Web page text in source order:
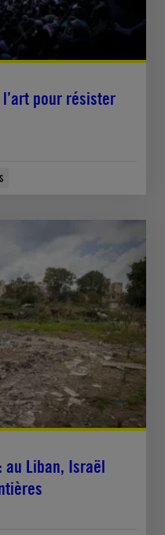
l’art pour résister
au Liban, Israël